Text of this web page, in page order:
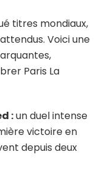
titres mondiaux,
Voici une
Paris La
:un duel intense
victoire en
depuis deux